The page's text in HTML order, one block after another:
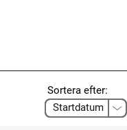
Sortera efter: